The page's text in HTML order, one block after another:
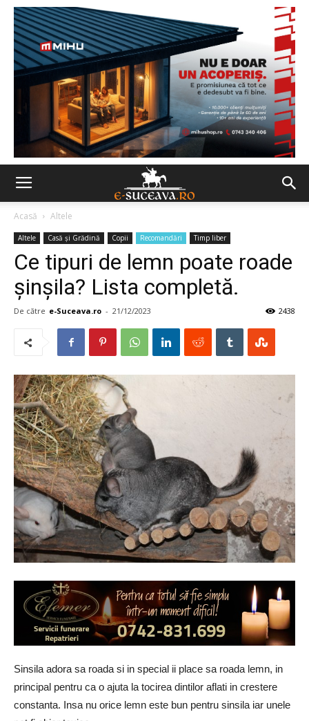
Acasă Altele
Altele Casă şi Grădină Copii Recomandări Timp liber
Ce tipuri de lemn poate roade
şinşila? Lista completă.
De către e-Suceava.ro - 21/12/2023 2438
Sinsila adora sa roada si in special ii place sa roada lemn, in
principal pentru ca o ajuta la tocirea dintilor aflati in crestere
constanta. Insa nu orice lemn este bun pentru sinsila iar unele